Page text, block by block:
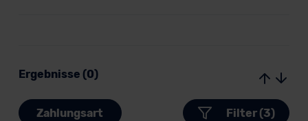
Ergebnisse (0)
Zahlungsart Filter (3)